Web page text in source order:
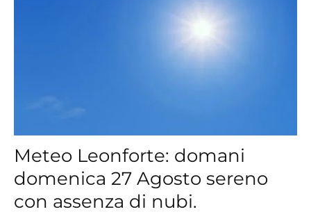
Meteo Leonforte: domani
domenica 27 Agosto sereno
con assenza di nubi.